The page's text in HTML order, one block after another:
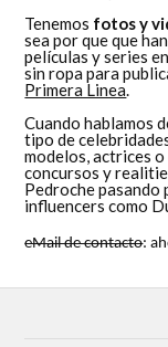
Tenemos fotos y
sea por que que
películas y series
sin ropa para
Primera Linea.
Cuando hablamos
tipo de
modelos, actrices
concursos y
Pedroche
influencers como
eMail de contacto: